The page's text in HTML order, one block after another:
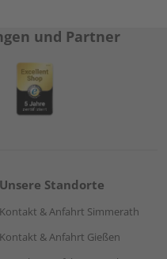
und Partner
Unsere Standorte
Kontakt & Anfahrt Simmerath
Kontakt & Anfahrt Gießen